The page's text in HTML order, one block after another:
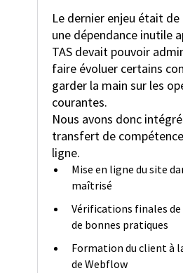
Le dernier enjeu était de
une dépendance inutile
TAS devait pouvoir
faire évoluer certains
garder la main sur les
courantes.
Nous avons donc
transfert de
ligne.
Mise en ligne du site
maîtrisé
Vérifications finales
de bonnes pratiques
Formation du client à
de Webflow